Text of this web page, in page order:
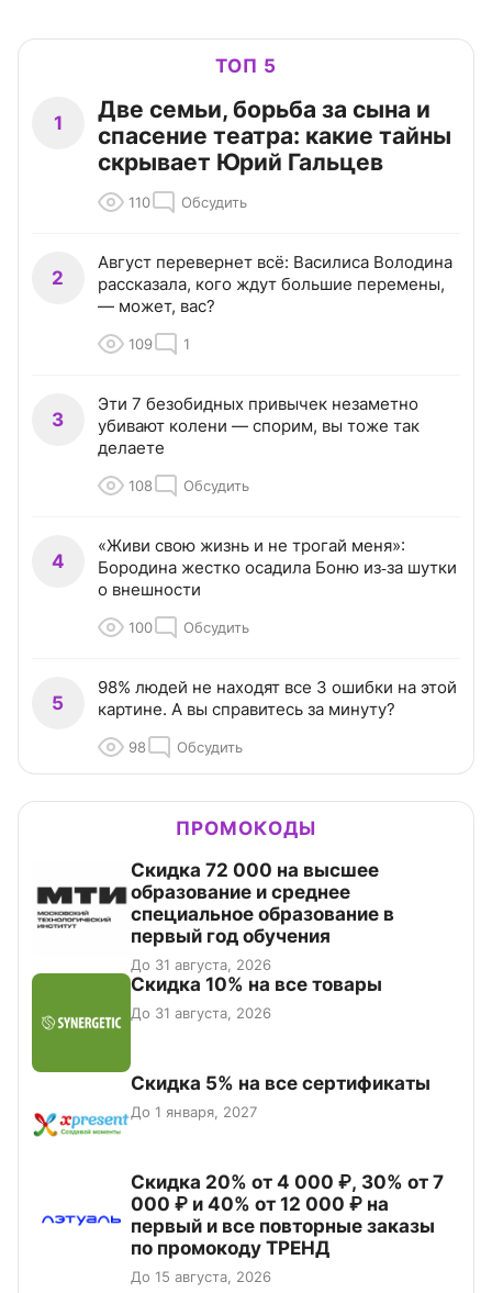
ТОП 5
1
Две семьи, борьба за сына и
спасение театра: какие тайны
скрывает Юрий Гальцев
110 Обсудить
2
Август перевернет всё: Василиса Володина
рассказала, кого ждут большие перемены,
— может, вас?
109 1
3
Эти 7 безобидных привычек незаметно
убивают колени — спорим, вы тоже так
делаете
108 Обсудить
4
«Живи свою жизнь и не трогай меня»:
Бородина жестко осадила Боню из‑за шутки
о внешности
100 Обсудить
5
98% людей не находят все 3 ошибки на этой
картине. А вы справитесь за минуту?
98 Обсудить
ПРОМОКОДЫ
Скидка 72 000 на высшее
образование и среднее
специальное образование в
первый год обучения
До 31 августа, 2026
Скидка 10% на все товары
До 31 августа, 2026
Скидка 5% на все сертификаты
До 1 января, 2027
Скидка 20% от 4 000 ₽, 30% от 7
000 ₽ и 40% от 12 000 ₽ на
первый и все повторные заказы
по промокоду ТРЕНД
До 15 августа, 2026